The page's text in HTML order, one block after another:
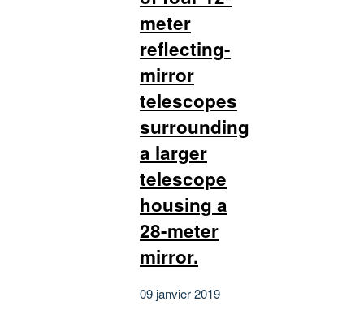
meter
reflecting-
mirror
telescopes
surrounding
a larger
telescope
housing a
28-meter
mirror.
09 janvier 2019